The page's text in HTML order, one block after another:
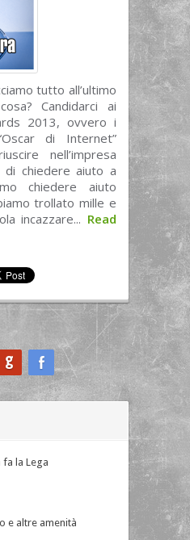
tutto all’ultimo
Candidarci ai
2013, ovvero i
di Internet”
nell’impresa
di chiedere aiuto a
chiedere aiuto
trollato mille e
incazzare... Read
fa la Lega
e altre amenità